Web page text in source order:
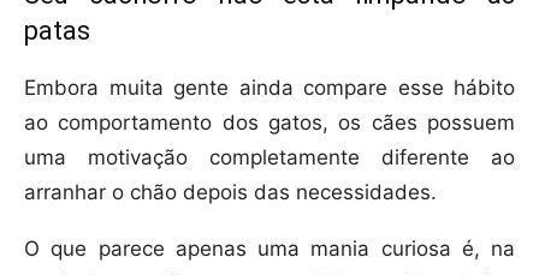
patas
Embora muita gente ainda compare esse hábito
ao comportamento dos gatos, os cães possuem
uma motivação completamente diferente ao
arranhar o chão depois das necessidades.
O que parece apenas uma mania curiosa é, na